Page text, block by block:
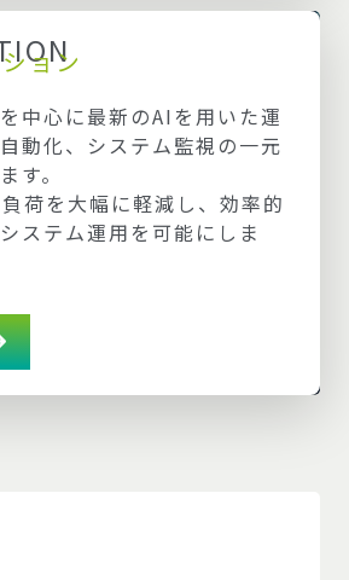
ョン
中心に最新のAIを用いた運
動化、システム監視の一元
す。
荷を大幅に軽減し、効率的
ステム運用を可能にしま